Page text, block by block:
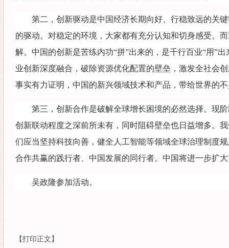
第二，创新驱动是中国经济长期向好、行稳致远的关
的驱动。对稳定的环境，大家都有充分认知和切身感受。
解。中国的创新是苦练内功“拼”出来的，是千行百业“用”
业创新深度融合，破除资源优化配置的壁垒，激发全社会
事实有力证明，中国的新兴领域技术和产品，带给世界的
第三，创新合作是破解全球增长困境的必然选择。现
创新联动程度之深前所未有，同时阻碍壁垒也日益增多。
们应当坚持科技向善，健全人工智能等领域全球治理制度
合作共赢的践行者、中国发展的同行者。中国将进一步扩
吴政隆参加活动。
【打印正文】